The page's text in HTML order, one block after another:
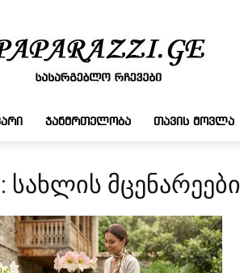
რჩევები
ᲯᲐᲜᲛᲠᲗᲔᲚᲝᲑᲐ ᲗᲐᲕᲘᲡ ᲛᲝᲕᲚᲐ
სახლის მცენარეები